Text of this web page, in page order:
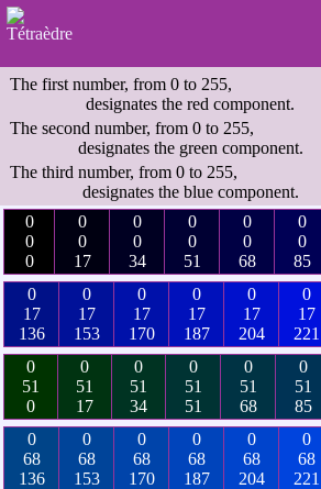
The first number, from 0 to 255,
designates the red component.
The second number, from 0 to 255,
designates the green component.
The third number, from 0 to 255,
designates the blue component.
0
0
0
0
0
17
0
0
34
0
0
51
0
0
68
0
0
85
0
17
136
0
17
153
0
17
170
0
17
187
0
17
204
0
17
221
0
51
0
0
51
17
0
51
34
0
51
51
0
51
68
0
51
85
0
68
136
0
68
153
0
68
170
0
68
187
0
68
204
0
68
221